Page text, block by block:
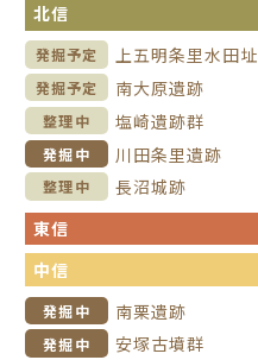
北信
発掘予定 上五明条里水田址
発掘予定 南大原遺跡
整理中 塩崎遺跡群
発掘中 川田条里遺跡
整理中
長沼城跡
東信
中信
発掘中 南栗遺跡
発掘中 安塚古墳群